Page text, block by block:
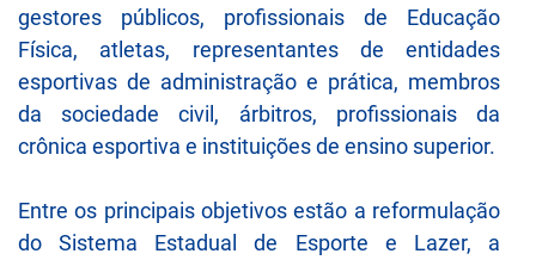
gestores públicos, profissionais de Educação
Física, atletas, representantes de entidades
esportivas de administração e prática, membros
da sociedade civil, árbitros, profissionais da
crônica esportiva e instituições de ensino superior.
Entre os principais objetivos estão a reformulação
do Sistema Estadual de Esporte e Lazer, a